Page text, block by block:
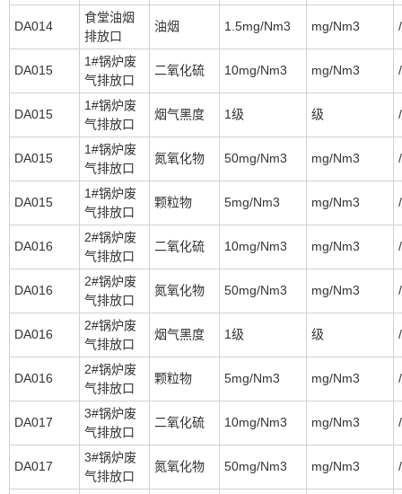
DA014
食堂油烟
排放口
油烟 1.5mg/Nm3 mg/Nm3 /
DA015
1#锅炉废
气排放口
二氧化硫 10mg/Nm3 mg/Nm3 /
DA015
1#锅炉废
气排放口
烟气黑度 1级 级 /
DA015
1#锅炉废
气排放口
氮氧化物 50mg/Nm3 mg/Nm3 /
DA015
1#锅炉废
气排放口
颗粒物 5mg/Nm3 mg/Nm3 /
DA016
2#锅炉废
气排放口
二氧化硫 10mg/Nm3 mg/Nm3 /
DA016
2#锅炉废
气排放口
氮氧化物 50mg/Nm3 mg/Nm3 /
DA016
2#锅炉废
气排放口
烟气黑度 1级 级 /
DA016
2#锅炉废
气排放口
颗粒物 5mg/Nm3 mg/Nm3 /
DA017
3#锅炉废
气排放口
二氧化硫 10mg/Nm3 mg/Nm3 /
DA017
3#锅炉废
气排放口
氮氧化物 50mg/Nm3 mg/Nm3 /